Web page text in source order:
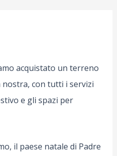
acquistato un terreno
con tutti i servizi
e gli spazi per
il paese natale di Padre